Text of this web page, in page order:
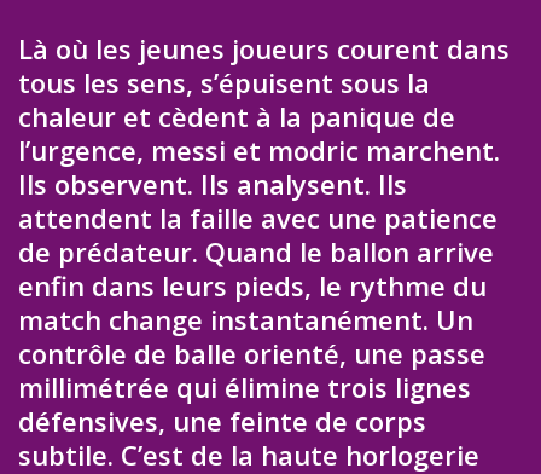
Là où les jeunes joueurs courent dans
tous les sens, s’épuisent sous la
chaleur et cèdent à la panique de
l’urgence, messi et modric marchent.
Ils observent. Ils analysent. Ils
attendent la faille avec une patience
de prédateur. Quand le ballon arrive
enfin dans leurs pieds, le rythme du
match change instantanément. Un
contrôle de balle orienté, une passe
millimétrée qui élimine trois lignes
défensives, une feinte de corps
subtile. C’est de la haute horlogerie